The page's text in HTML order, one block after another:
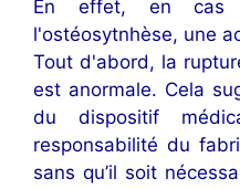
En effet, en cas
l'ostéosytnhèse, une
Tout d'abord, la
est anormale. Cela
du dispositif
responsabilité du
sans qu’il soit